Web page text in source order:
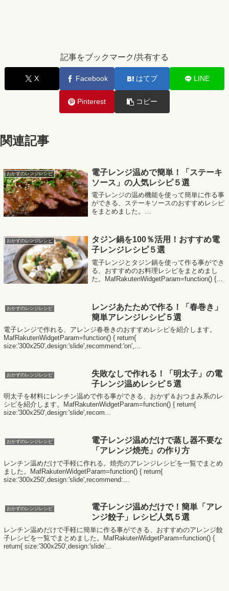
記事をブックマーク/共有する
X Facebook はてブ LINE
Pinterest コピー
関連記事
おかずのレンジレシピ
電子レンジ温めで簡単！「ステーキ
ソース」の人気レシピ５選
電子レンジの温め機能を使って簡単に作る事
ができる、ステーキソースのおすすめレシピ
をまとめました。
おかずのレンジレシピ
タジン鍋を100％活用！おすすめ電
子レンジレシピ５選
電子レンジとタジン鍋を使って作る事ができ
る、おすすめのお料理レシピをまとめまし
た。MafRakutenWidgetParam=function() {
おかずのレンジレシピ
レンジあたためで作る！「春巻き」
簡単アレンジレシピ５選
電子レンジで作れる、アレンジ春巻きのおすすめレシピを紹介します。
MafRakutenWidgetParam=function() { return{
size:'300x250',design:'slide',recommend:'on',...
おかずのレンジレシピ
失敗なしで作れる！「明太子」の電
子レンジ温めレシピ５選
明太子を材料にレンチン温めで作る事ができる、おかず＆おつまみ系のレ
シピを紹介します。MafRakutenWidgetParam=function() { return{
size:'300x250',design:'slide',recom...
おかずのレンジレシピ
電子レンジ温めだけで蒸し器不要な
「アレンジ焼売」の作り方
レンチン温めだけで手軽に作れる。焼売のアレンジレシピを一覧でまとめ
ました。MafRakutenWidgetParam=function() { return{
size:'300x250',design:'slide',recommend:...
おかずのレンジレシピ
電子レンジ温めだけで！簡単「アレ
ンジ餃子」レシピ人気５選
レンチン温めだけで手軽に簡単に作る事ができる、おすすめのアレンジ餃
子レシピを一覧でまとめました。MafRakutenWidgetParam=function() {
return{ size:'300x250',design:'slide'...